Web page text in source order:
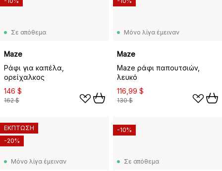
Σε απόθεμα
Maze
Ράφι για καπέλα,
ορείχαλκος
146 $
162 $
Μόνο λίγα έμειναν
Maze
Maze ράφι παπουτσιών,
λευκό
116,99 $
130 $
Μόνο λίγα έμειναν
ΕΚΠΤΩΣΗ
-20%
Σε απόθεμα
-10%